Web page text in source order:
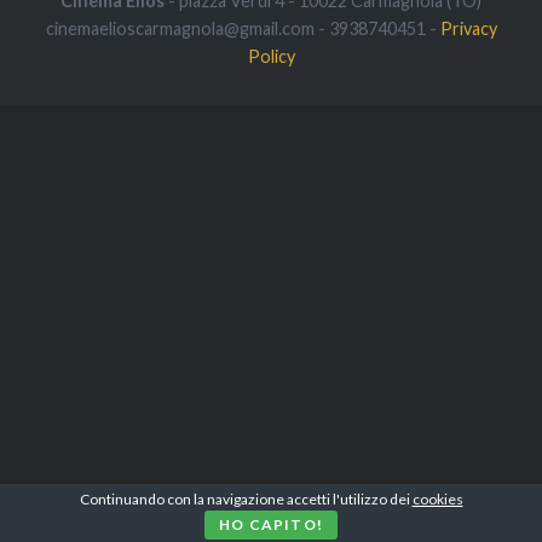
cinemaelioscarmagnola@gmail.com - 3938740451 - Privacy
Policy
Continuando con la navigazione accetti l'utilizzo dei cookies
HO CAPITO!